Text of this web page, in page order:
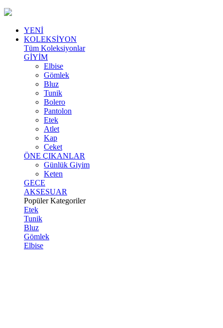
YENİ
KOLEKSİYON
Tüm Koleksiyonlar
GİYİM
Elbise
Gömlek
Bluz
Tunik
Bolero
Pantolon
Etek
Atlet
Kap
Ceket
ÖNE ÇIKANLAR
Günlük Giyim
Keten
GECE
AKSESUAR
Popüler Kategoriler
Etek
Tunik
Bluz
Gömlek
Elbise